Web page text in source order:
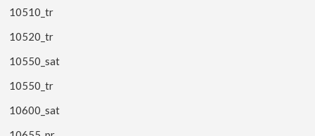
10510_tr
10520_tr
10550_sat
10550_tr
10600_sat